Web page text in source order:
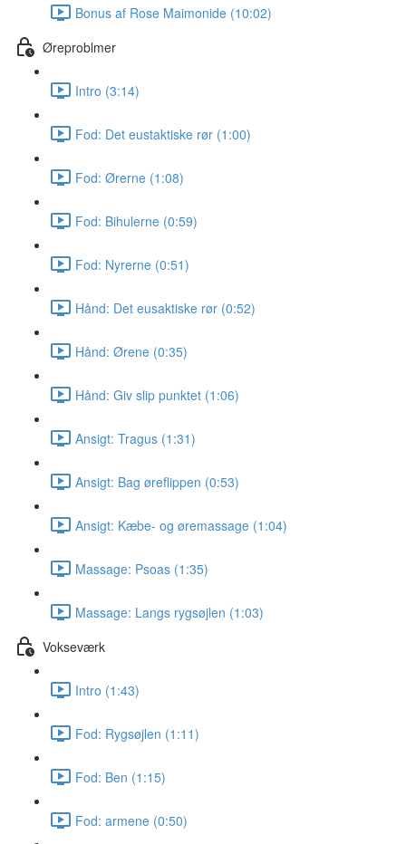
Bonus af Rose Maimonide (10:02)
Øreproblmer
Intro (3:14)
Fod: Det eustaktiske rør (1:00)
Fod: Ørerne (1:08)
Fod: Bihulerne (0:59)
Fod: Nyrerne (0:51)
Hånd: Det eusaktiske rør (0:52)
Hånd: Ørene (0:35)
Hånd: Giv slip punktet (1:06)
Ansigt: Tragus (1:31)
Ansigt: Bag øreflippen (0:53)
Ansigt: Kæbe- og øremassage (1:04)
Massage: Psoas (1:35)
Massage: Langs rygsøjlen (1:03)
Vokseværk
Intro (1:43)
Fod: Rygsøjlen (1:11)
Fod: Ben (1:15)
Fod: armene (0:50)